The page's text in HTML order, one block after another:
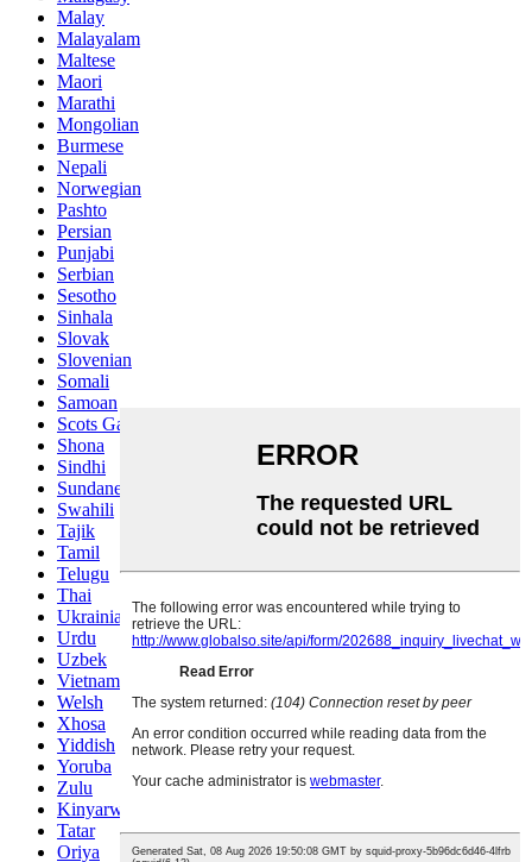
Malay
Malayalam
Maltese
Maori
Marathi
Mongolian
Burmese
Nepali
Norwegian
Pashto
Persian
Punjabi
Serbian
Sesotho
Sinhala
Slovak
Slovenian
Somali
Samoan
Scots Gaelic
Shona
Sindhi
Sundanese
Swahili
Tajik
Tamil
Telugu
Thai
Ukrainian
Urdu
Uzbek
Vietnamese
Welsh
Xhosa
Yiddish
Yoruba
Zulu
Kinyarwanda
Tatar
Oriya